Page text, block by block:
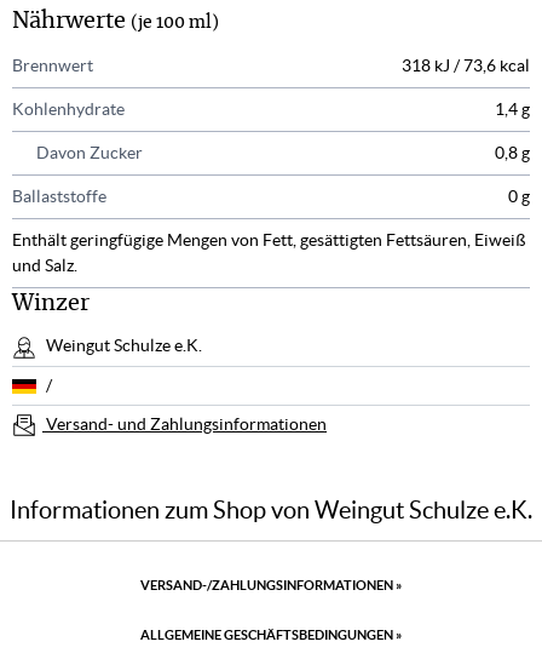
Nährwerte (je 100 ml)
Brennwert 318 kJ / 73,6 kcal
Kohlenhydrate 1,4 g
Davon Zucker 0,8 g
Ballaststoffe 0 g
Enthält geringfügige Mengen von Fett, gesättigten Fettsäuren, Eiweiß
und Salz.
Winzer
Weingut Schulze e.K.
/
Versand- und Zahlungsinformationen
Informationen zum Shop von Weingut Schulze e.K.
VERSAND-/ZAHLUNGSINFORMATIONEN »
ALLGEMEINE GESCHÄFTSBEDINGUNGEN »